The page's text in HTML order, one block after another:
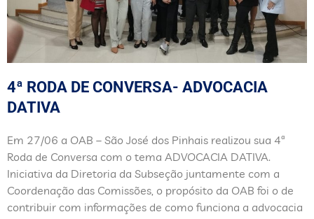
4ª RODA DE CONVERSA- ADVOCACIA
DATIVA
Em 27/06 a OAB – São José dos Pinhais realizou sua 4ª
Roda de Conversa com o tema ADVOCACIA DATIVA.
Iniciativa da Diretoria da Subseção juntamente com a
Coordenação das Comissões, o propósito da OAB foi o de
contribuir com informações de como funciona a advocacia